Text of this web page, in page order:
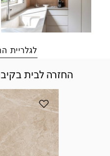
לגלריית
החזרה לבית
הוסף את הדגם 580 Fume למועדפים